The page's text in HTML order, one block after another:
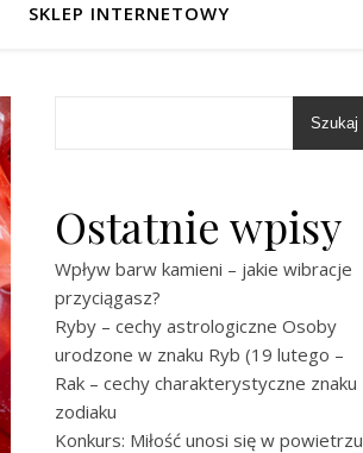
SKLEP INTERNETOWY
Szukaj
Ostatnie wpisy
Wpływ barw kamieni – jakie wibracje
przyciągasz?
Ryby – cechy astrologiczne Osoby
urodzone w znaku Ryb (19 lutego –
Rak – cechy charakterystyczne znaku
zodiaku
Konkurs: Miłość unosi się w powietrzu